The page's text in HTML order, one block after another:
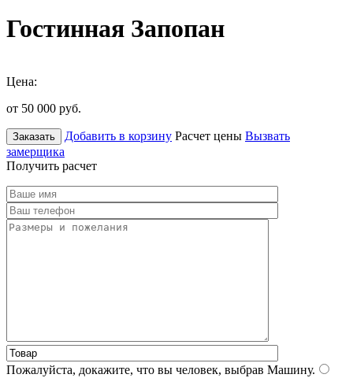
Гостинная Запопан
Цена:
от 50 000 руб.
Заказать Добавить в корзину Расчет цены Вызвать
замерщика
Получить расчет
Пожалуйста, докажите, что вы человек, выбрав Машину.